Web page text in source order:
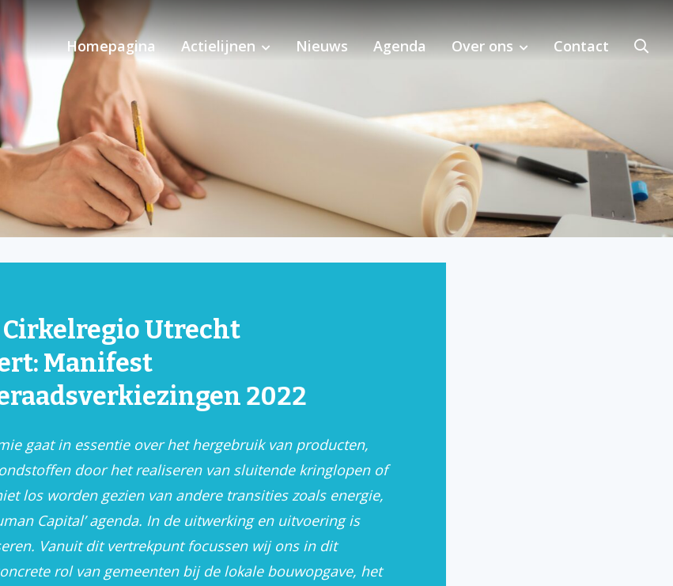
Homepagina Actielijnen
Pilot Ondersteuning bij MKI-toepassing in de regio
Interactieve menukaart hergebruik uit afval – voor gemeenten
Nieuws Agenda Over ons Contact
Utrecht
Manifest
2022
gaat in essentie over het hergebruik van producten,
door het realiseren van sluitende kringlopen of
los worden gezien van andere transities zoals energie,
Capital’ agenda. In de uitwerking en uitvoering is
Vanuit dit vertrekpunt focussen wij ons in dit
rol van gemeenten bij de lokale bouwopgave, het